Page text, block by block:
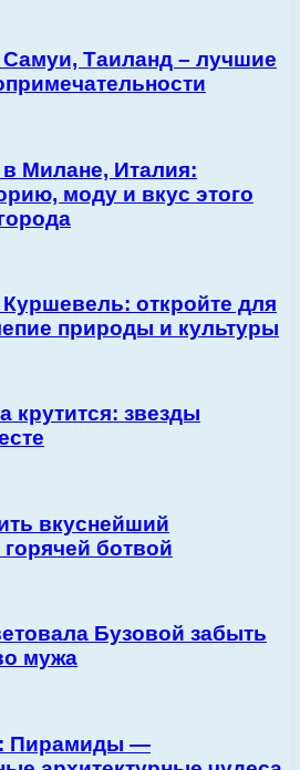
Таиланд – лучшие
Милане, Италия:
моду и вкус этого
откройте для
природы и культуры
крутится: звезды
вкуснейший
ботвой
Бузовой забыть
мужа
Пирамиды —